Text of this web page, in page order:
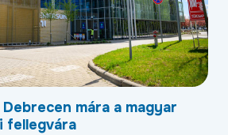
mára a magyar
fellegvára